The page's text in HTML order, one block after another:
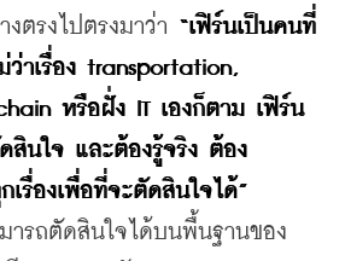
รงไปตรงมาว่า “เฟิร์นเป็นคนที่
ว่าเรื่อง transportation,
หรือฝั่ง IT เองก็ตาม เฟิร์น
สินใจ และต้องรู้จริง ต้อง
เรื่องเพื่อที่จะตัดสินใจได้”
ารถตัดสินใจได้บนพื้นฐานของ